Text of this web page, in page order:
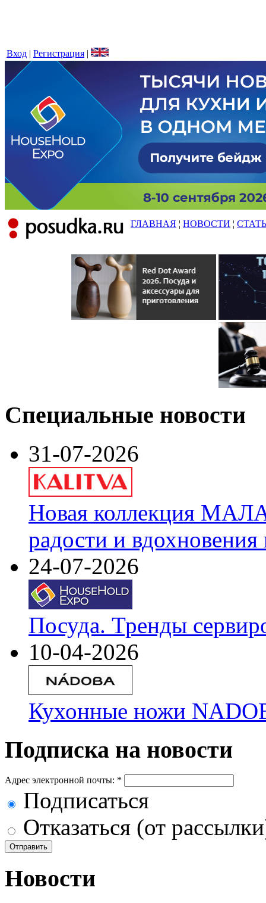
Вход | Регистрация |
ГЛАВНАЯ ¦ НОВОСТИ ¦
Специальные новости
31-07-2026
Новая коллекция
радости и
24-07-2026
Посуда. Тренды
10-04-2026
Кухонные ножи
Подписка на новости
Адрес электронной почты: *
Подписаться
Отказаться (от
Новости